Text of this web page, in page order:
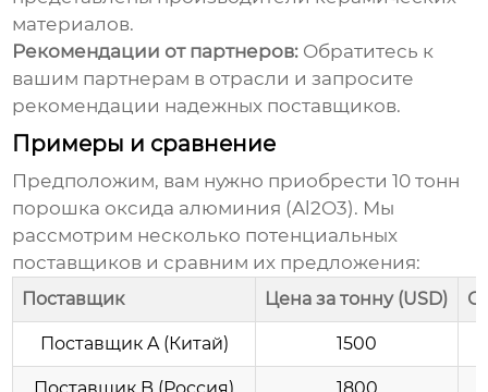
материалов.
Рекомендации от партнеров: Обратитесь к
вашим партнерам в отрасли и запросите
рекомендации надежных поставщиков.
Примеры и сравнение
Предположим, вам нужно приобрести 10 тонн
порошка оксида алюминия (Al2O3). Мы
рассмотрим несколько потенциальных
поставщиков и сравним их предложения:
Поставщик Цена за тонну (USD)
Поставщик A (Китай) 1500